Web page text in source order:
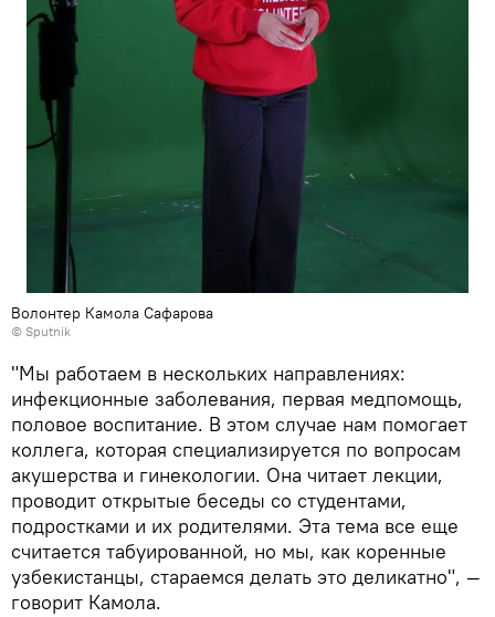
Волонтер Камола Сафарова
© Sputnik
"Мы работаем в нескольких направлениях:
инфекционные заболевания, первая медпомощь,
половое воспитание. В этом случае нам помогает
коллега, которая специализируется по вопросам
акушерства и гинекологии. Она читает лекции,
проводит открытые беседы со студентами,
подростками и их родителями. Эта тема все еще
считается табуированной, но мы, как коренные
узбекистанцы, стараемся делать это деликатно", —
говорит Камола.